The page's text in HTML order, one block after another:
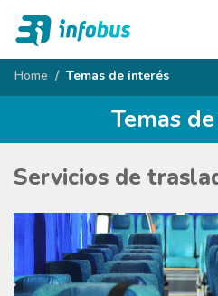
Home Temas de interés
Temas
Servicios de